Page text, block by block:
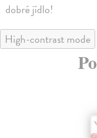
dobré jídlo!
High-contrast mode